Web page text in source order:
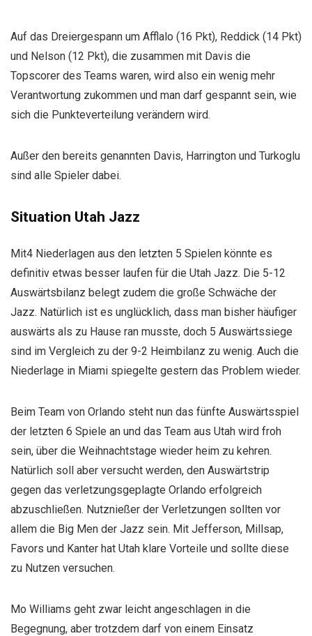
Auf das Dreiergespann um Afflalo (16 Pkt), Reddick (14 Pkt)
und Nelson (12 Pkt), die zusammen mit Davis die
Topscorer des Teams waren, wird also ein wenig mehr
Verantwortung zukommen und man darf gespannt sein, wie
sich die Punkteverteilung verändern wird.
Außer den bereits genannten Davis, Harrington und Turkoglu
sind alle Spieler dabei.
Situation Utah Jazz
Mit4 Niederlagen aus den letzten 5 Spielen könnte es
definitiv etwas besser laufen für die Utah Jazz. Die 5-12
Auswärtsbilanz belegt zudem die große Schwäche der
Jazz. Natürlich ist es unglücklich, dass man bisher häufiger
auswärts als zu Hause ran musste, doch 5 Auswärtssiege
sind im Vergleich zu der 9-2 Heimbilanz zu wenig. Auch die
Niederlage in Miami spiegelte gestern das Problem wieder.
Beim Team von Orlando steht nun das fünfte Auswärtsspiel
der letzten 6 Spiele an und das Team aus Utah wird froh
sein, über die Weihnachtstage wieder heim zu kehren.
Natürlich soll aber versucht werden, den Auswärtstrip
gegen das verletzungsgeplagte Orlando erfolgreich
abzuschließen. Nutznießer der Verletzungen sollten vor
allem die Big Men der Jazz sein. Mit Jefferson, Millsap,
Favors und Kanter hat Utah klare Vorteile und sollte diese
zu Nutzen versuchen.
Mo Williams geht zwar leicht angeschlagen in die
Begegnung, aber trotzdem darf von einem Einsatz